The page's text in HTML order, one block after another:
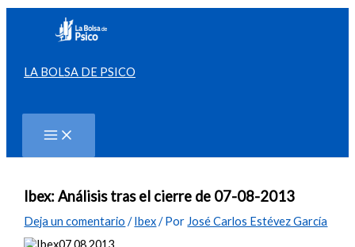
contenido
LA BOLSA DE PSICO
Ibex: Análisis tras el cierre de 07-08-2013
Deja un comentario /Ibex/ Por José Carlos Estévez García